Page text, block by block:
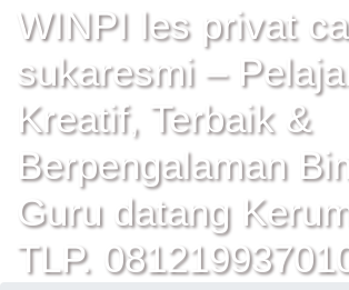
WINPI les privat
sukaresmi –
Kreatif, Terbaik &
Berpengalaman
Guru datang
TLP.